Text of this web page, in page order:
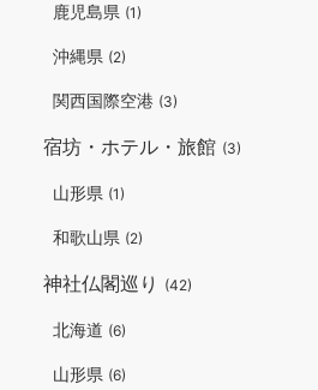
鹿児島県 (1)
沖縄県 (2)
関西国際空港 (3)
宿坊・ホテル・旅館 (3)
山形県 (1)
和歌山県 (2)
神社仏閣巡り (42)
北海道 (6)
山形県 (6)